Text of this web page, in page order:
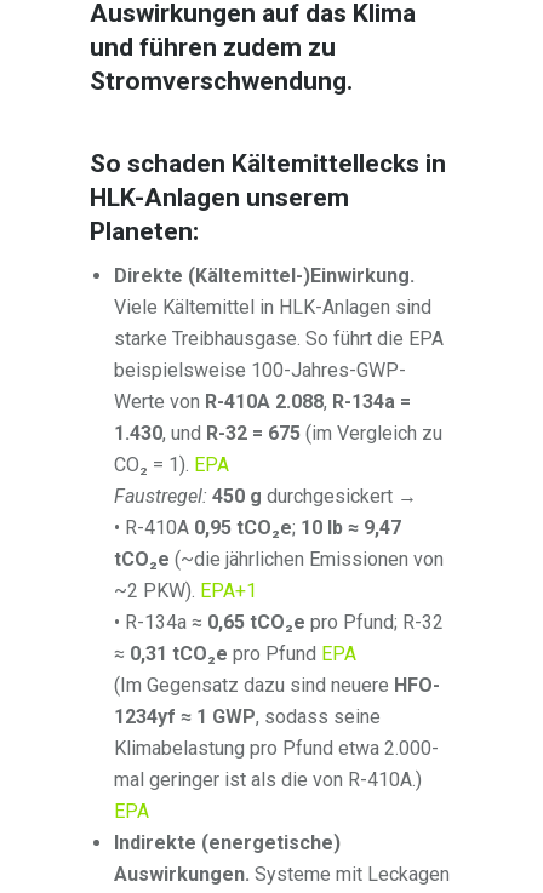
Auswirkungen auf das Klima
und führen zudem zu
Stromverschwendung.
So schaden Kältemittellecks in
HLK-Anlagen unserem
Planeten:
Direkte (Kältemittel-)Einwirkung.
Viele Kältemittel in HLK-Anlagen sind
starke Treibhausgase. So führt die EPA
beispielsweise 100-Jahres-GWP-
Werte von R-410A 2.088, R-134a =
1.430, und R-32 = 675 (im Vergleich zu
CO₂ = 1). EPA
Faustregel: 450 g durchgesickert →
• R-410A 0,95 tCO₂e; 10 lb ≈ 9,47
tCO₂e (~die jährlichen Emissionen von
~2 PKW). EPA+1
• R-134a ≈ 0,65 tCO₂e pro Pfund; R-32
≈ 0,31 tCO₂e pro Pfund EPA
(Im Gegensatz dazu sind neuere HFO-
1234yf ≈ 1 GWP, sodass seine
Klimabelastung pro Pfund etwa 2.000-
mal geringer ist als die von R-410A.)
EPA
Indirekte (energetische)
Auswirkungen. Systeme mit Leckagen